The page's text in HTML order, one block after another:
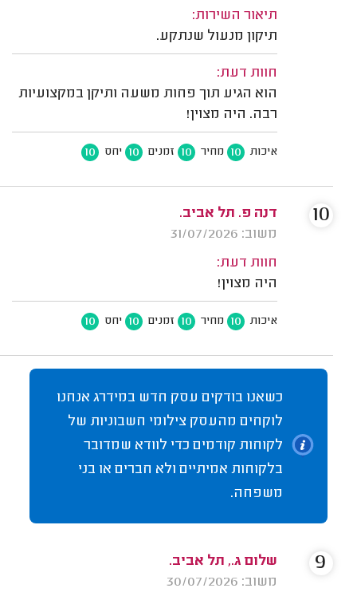
תיאור השירות:
תיקון מנעול שנתקע.
חוות דעת:
הוא הגיע תוך פחות משעה ותיקן במקצועיות
רבה. היה מצוין!
איכות 10 מחיר 10 זמנים 10 יחס 10
דנה פ. תל אביב.
משוב: 31/07/2026
חוות דעת:
היה מצוין!
איכות 10 מחיר 10 זמנים 10 יחס 10
10
כשאנו בודקים עסק חדש במידרג אנחנו
לוקחים מהעסק צילומי חשבוניות של
לקוחות קודמים כדי לוודא שמדובר
בלקוחות אמיתיים ולא חברים או בני
משפחה.
שלום ג., תל אביב.
משוב: 30/07/2026
9